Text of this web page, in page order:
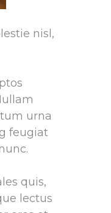
nisl,
urna
feugiat
quis,
lectus